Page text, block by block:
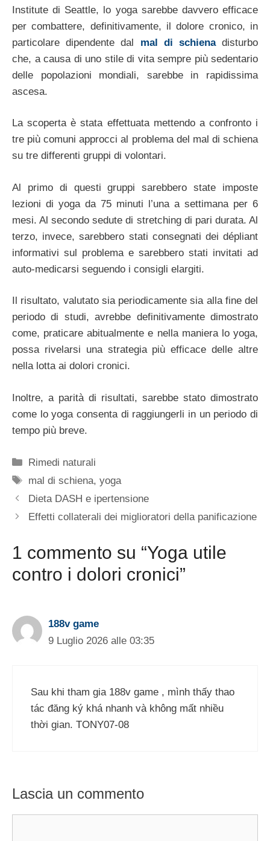
Institute di Seattle, lo yoga sarebbe davvero efficace
per combattere, definitivamente, il dolore cronico, in
particolare dipendente dal mal di schienadisturbo
che, a causa di uno stile di vita sempre più sedentario
delle popolazioni mondiali, sarebbe in rapidissima
ascesa.
La scoperta è stata effettuata mettendo a confronto i
tre più comuni approcci al problema del mal di schiena
su tre differenti gruppi di volontari.
Al primo di questi gruppi sarebbero state imposte
lezioni di yoga da 75 minuti l’una a settimana per 6
mesi. Al secondo sedute di stretching di pari durata. Al
terzo, invece, sarebbero stati consegnati dei dépliant
informativi sul problema e sarebbero stati invitati ad
auto-medicarsi seguendo i consigli elargiti.
Il risultato, valutato sia periodicamente sia alla fine del
periodo di studi, avrebbe definitivamente dimostrato
come, praticare abitualmente e nella maniera lo yoga,
possa rivelarsi una strategia più efficace delle altre
nella lotta ai dolori cronici.
Inoltre, a parità di risultati, sarebbe stato dimostrato
come lo yoga consenta di raggiungerli in un periodo di
tempo più breve.
Categorie
Rimedi naturali
Tag
mal di schiena,yoga
Dieta DASH e ipertensione
Effetti collaterali dei miglioratori della panificazione
1 commento su “Yoga utile
contro i dolori cronici”
188v game
9 Luglio 2026 alle 03:35
Sau khi tham gia 188v game , mình thấy thao
tác đăng ký khá nhanh và không mất nhiều
thời gian. TONY07-08
Lascia un commento